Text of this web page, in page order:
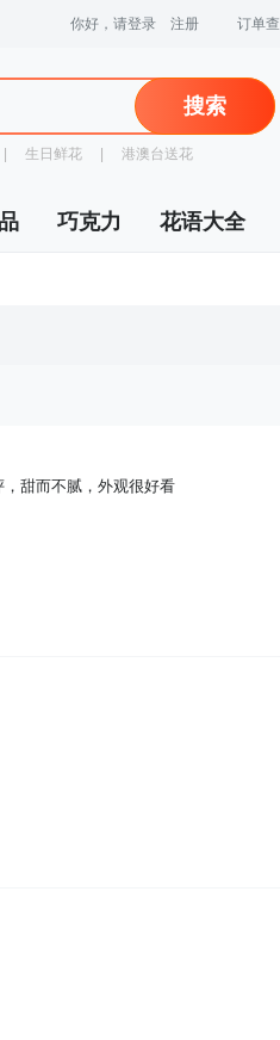
你好，请登录 注册 订单
搜索
生日鲜花 港澳台送花
巧克力 花语大全
甜而不腻，外观很好看